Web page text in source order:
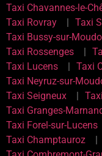
Taxi Chavannes-le-
Taxi Rovray
Taxi
Taxi Bussy-sur-
Taxi Rossenges
Taxi Lucens
Taxi
Taxi Neyruz-sur-
Taxi Seigneux
Taxi Granges-
Taxi Forel-sur-Lucens
Taxi Champtauroz